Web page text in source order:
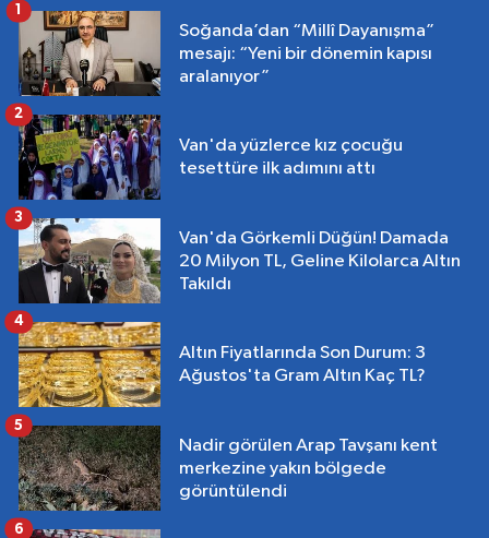
Soğanda’dan “Millî Dayanışma”
mesajı: “Yeni bir dönemin kapısı
aralanıyor”
Van'da yüzlerce kız çocuğu
tesettüre ilk adımını attı
2
Van'da Görkemli Düğün! Damada
20 Milyon TL, Geline Kilolarca Altın
Takıldı
3
Altın Fiyatlarında Son Durum: 3
Ağustos'ta Gram Altın Kaç TL?
4
Nadir görülen Arap Tavşanı kent
merkezine yakın bölgede
görüntülendi
5
6